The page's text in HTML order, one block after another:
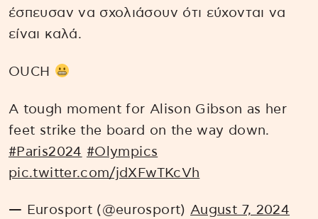
έσπευσαν να σχολιάσουν ότι εύχονται να
είναι καλά.
OUCH
A tough moment for Alison Gibson as her
feet strike the board on the way down.
#Paris2024 #Olympics
pic.twitter.com/jdXFwTKcVh
— Eurosport (@eurosport) August 7, 2024